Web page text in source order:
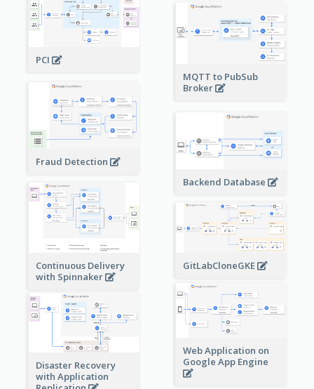
PCI
MQTT to PubSub
Broker
Fraud Detection
Backend Database
Continuous Delivery
with Spinnaker
GitLabCloneGKE
Web Application on
Google App Engine
Disaster Recovery
with Application